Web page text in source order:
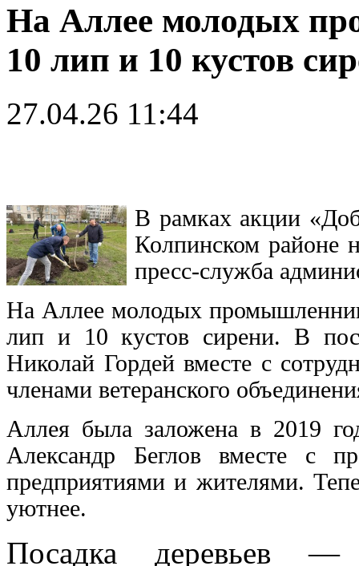
На Аллее молодых
10 лип и 10 кустов
27.04.26 11:44
В рамках акции
Колпинском районе
пресс-служба
На Аллее молодых
лип и 10 кустов сирени. В
Николай Гордей вместе с
членами ветеранского
Аллея была заложена в 2019
Александр Беглов вместе с
предприятиями и жителями.
уютнее.
Посадка деревьев —